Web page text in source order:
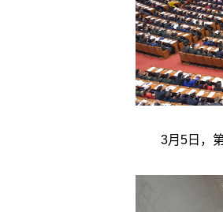
3月5日，